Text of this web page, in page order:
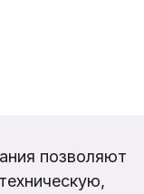
позволяют